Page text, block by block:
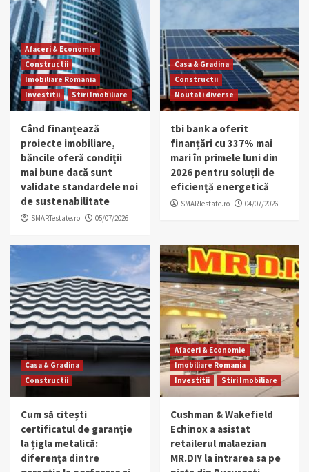
Afaceri & Economie
Constructii
Imobiliare Romania
Investitii
Stiri Imobiliare
Când finanțează
proiecte imobiliare,
băncile oferă condiții
mai bune dacă sunt
validate standardele noi
de sustenabilitate
SMARTestate.ro 05/07/2026
Casa & Gradina
Constructii
Noutati diverse
tbi bank a oferit
finanțări cu 337% mai
mari în primele luni din
2026 pentru soluții de
eficiență energetică
SMARTestate.ro 04/07/2026
Casa & Gradina
Constructii
Cum să citești
certificatul de garanție
la țigla metalică:
diferența dintre
Afaceri & Economie
Imobiliare Romania
Investitii
Stiri Imobiliare
Cushman & Wakefield
Echinox a asistat
retailerul malaezian
MR.DIY la intrarea sa pe